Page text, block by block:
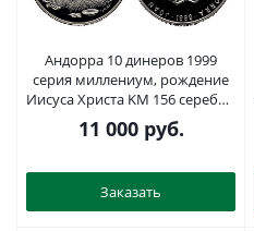
Андорра 10 динеров 1999
серия миллениум, рождение
Иисуса Христа KM 156 серебро
PROOF 11-152-12
11 000руб.
Заказать